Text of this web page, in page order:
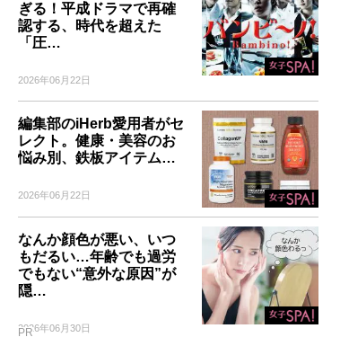
ぎる！平成ドラマで再確
認する、時代を超えた
「圧…
2026年06月22日
編集部のiHerb愛用者がセ
レクト。健康・美容のお
悩み別、鉄板アイテム…
2026年06月22日
なんか顔色が悪い、いつ
もだるい…年齢でも過労
でもない“意外な原因”が
隠…
2026年06月30日
PR